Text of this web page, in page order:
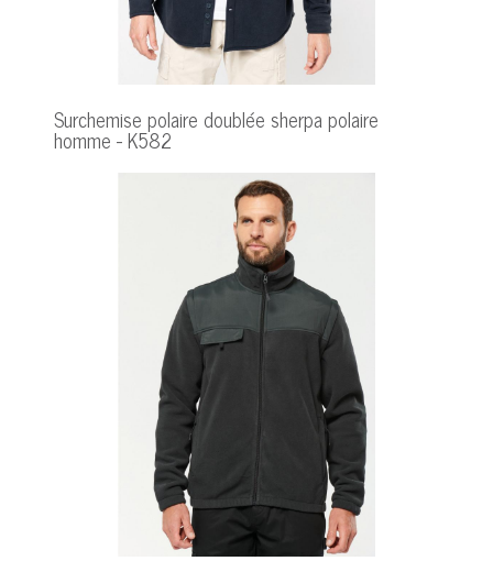
Surchemise polaire doublée sherpa polaire
homme - K582